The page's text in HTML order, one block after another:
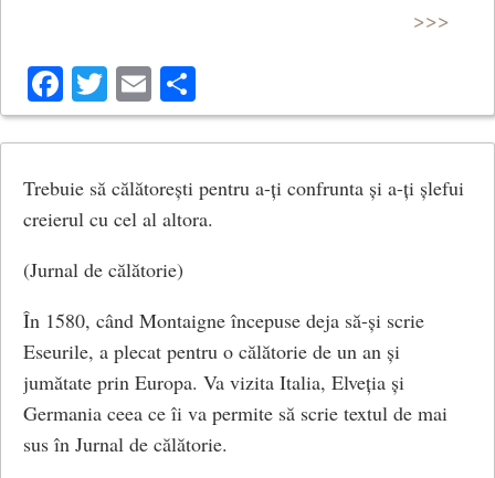
>>>
Facebook
Twitter
Email
Trebuie să călătorești pentru a-ți confrunta și a-ți șlefui
creierul cu cel al altora.
(Jurnal de călătorie)
În 1580, când Montaigne începuse deja să-și scrie
Eseurile, a plecat pentru o călătorie de un an și
jumătate prin Europa. Va vizita Italia, Elveția și
Germania ceea ce îi va permite să scrie textul de mai
sus în Jurnal de călătorie.